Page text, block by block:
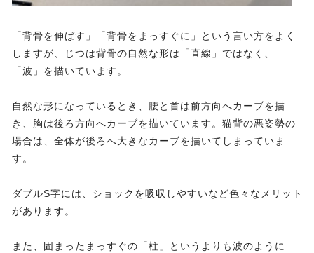
「背骨を伸ばす」「背骨をまっすぐに」という言い方をよく
しますが、じつは背骨の自然な形は「直線」ではなく、
「波」を描いています。
自然な形になっているとき、腰と首は前方向へカーブを描
き、胸は後ろ方向へカーブを描いています。猫背の悪姿勢の
場合は、全体が後ろへ大きなカーブを描いてしまっていま
す。
ダブルS字には、ショックを吸収しやすいなど色々なメリット
があります。
また、固まったまっすぐの「柱」というよりも波のように